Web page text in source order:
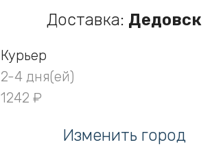
Доставка: Дедовск
Курьер
2-4 дня(ей)
1242 ₽
Изменить город